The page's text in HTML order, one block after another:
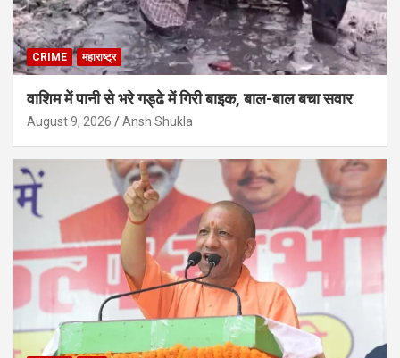
CRIME महाराष्ट्र
वाशिम में पानी से भरे गड्ढे में गिरी बाइक, बाल-बाल बचा सवार
August 9, 2026 Ansh Shukla